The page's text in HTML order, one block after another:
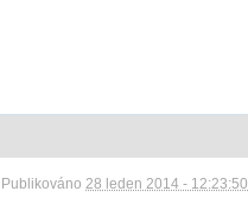
Publikováno28 leden 2014 - 12:23:50